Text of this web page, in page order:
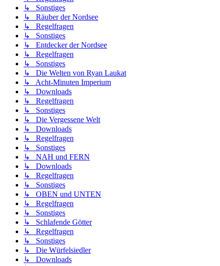
↳ Sonstiges
↳ Räuber der Nordsee
↳ Regelfragen
↳ Sonstiges
↳ Entdecker der Nordsee
↳ Regelfragen
↳ Sonstiges
↳ Die Welten von Ryan Laukat
↳ Acht-Minuten Imperium
↳ Downloads
↳ Regelfragen
↳ Sonstiges
↳ Die Vergessene Welt
↳ Downloads
↳ Regelfragen
↳ Sonstiges
↳ NAH und FERN
↳ Downloads
↳ Regelfragen
↳ Sonstiges
↳ OBEN und UNTEN
↳ Regelfragen
↳ Sonstiges
↳ Schlafende Götter
↳ Regelfragen
↳ Sonstiges
↳ Die Würfelsiedler
↳ Downloads